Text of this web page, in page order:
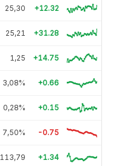
25,30 +12.32
25,21 +31.28
1,25 +14.75
3,08% +0.66
0,28% +0.15
7,50% -0.75
113,79 +1.34